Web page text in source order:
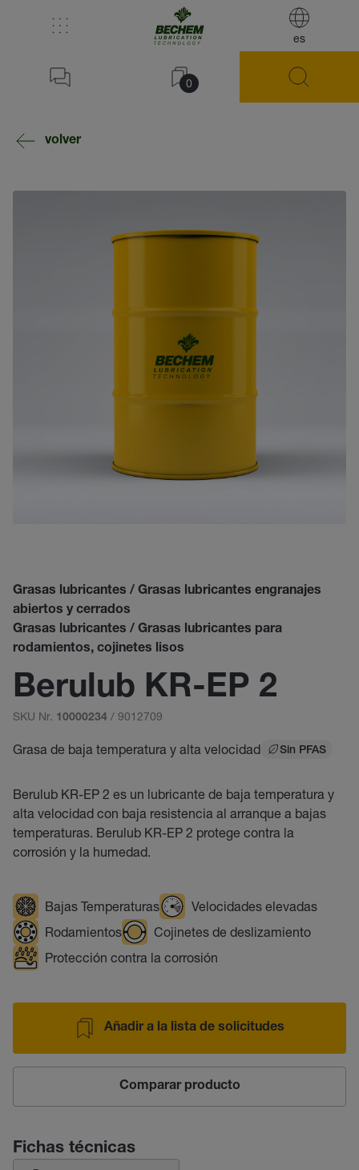
es
0
volver
Grasas lubricantes / Grasas lubricantes engranajes
abiertos y cerrados
Grasas lubricantes / Grasas lubricantes para
rodamientos, cojinetes lisos
Berulub KR-EP 2
SKU Nr. 10000234 / 9012709
Grasa de baja temperatura y alta velocidad Sin PFAS
Berulub KR-EP 2 es un lubricante de baja temperatura y
alta velocidad con baja resistencia al arranque a bajas
temperaturas. Berulub KR-EP 2 protege contra la
corrosión y la humedad.
Bajas Temperaturas
Velocidades elevadas
Rodamientos
Cojinetes de deslizamiento
Protección contra la corrosión
Añadir a la lista de solicitudes
Comparar producto
Fichas técnicas